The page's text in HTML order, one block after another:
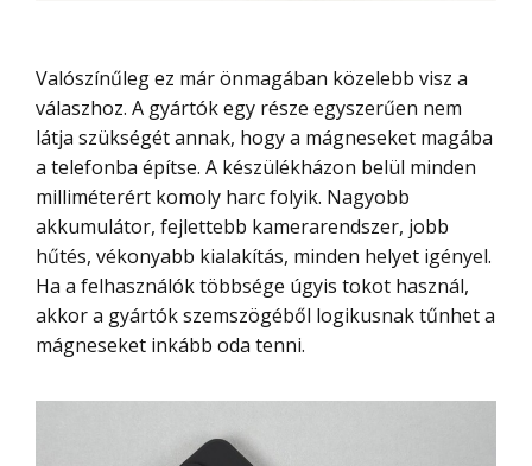
Valószínűleg ez már önmagában közelebb visz a
válaszhoz. A gyártók egy része egyszerűen nem
látja szükségét annak, hogy a mágneseket magába
a telefonba építse. A készülékházon belül minden
milliméterért komoly harc folyik. Nagyobb
akkumulátor, fejlettebb kamerarendszer, jobb
hűtés, vékonyabb kialakítás, minden helyet igényel.
Ha a felhasználók többsége úgyis tokot használ,
akkor a gyártók szemszögéből logikusnak tűnhet a
mágneseket inkább oda tenni.